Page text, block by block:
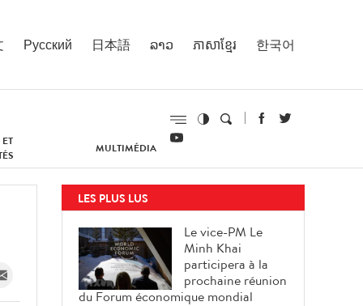
Русский 日本語 ລາວ ភាសាខ្មែរ 한국어
MULTIMÉDIA
LES PLUS LUS
Le vice-PM Le
Minh Khai
participera à la
prochaine réunion
du Forum économique mondial